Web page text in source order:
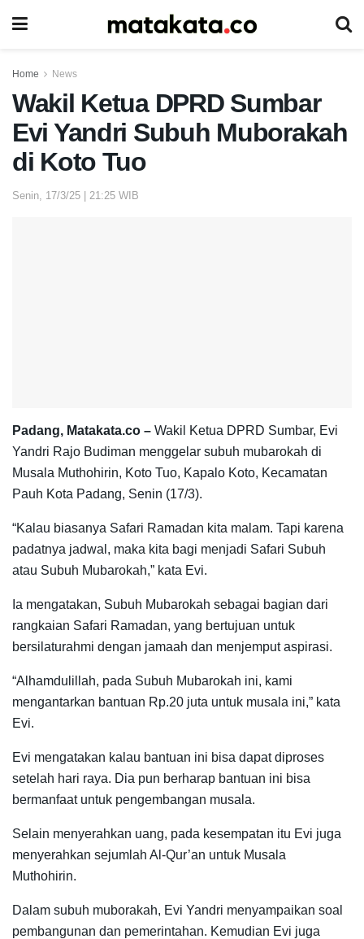
Home News
Wakil Ketua DPRD Sumbar
Evi Yandri Subuh Muborakah
di Koto Tuo
Senin, 17/3/25 | 21:25 WIB
Padang, Matakata.co – Wakil Ketua DPRD Sumbar, Evi
Yandri Rajo Budiman menggelar subuh mubarokah di
Musala Muthohirin, Koto Tuo, Kapalo Koto, Kecamatan
Pauh Kota Padang, Senin (17/3).
“Kalau biasanya Safari Ramadan kita malam. Tapi karena
padatnya jadwal, maka kita bagi menjadi Safari Subuh
atau Subuh Mubarokah,” kata Evi.
Ia mengatakan, Subuh Mubarokah sebagai bagian dari
rangkaian Safari Ramadan, yang bertujuan untuk
bersilaturahmi dengan jamaah dan menjemput aspirasi.
“Alhamdulillah, pada Subuh Mubarokah ini, kami
mengantarkan bantuan Rp.20 juta untuk musala ini,” kata
Evi.
Evi mengatakan kalau bantuan ini bisa dapat diproses
setelah hari raya. Dia pun berharap bantuan ini bisa
bermanfaat untuk pengembangan musala.
Selain menyerahkan uang, pada kesempatan itu Evi juga
menyerahkan sejumlah Al-Qur’an untuk Musala
Muthohirin.
Dalam subuh muborakah, Evi Yandri menyampaikan soal
pembangunan dan pemerintahan. Kemudian Evi juga